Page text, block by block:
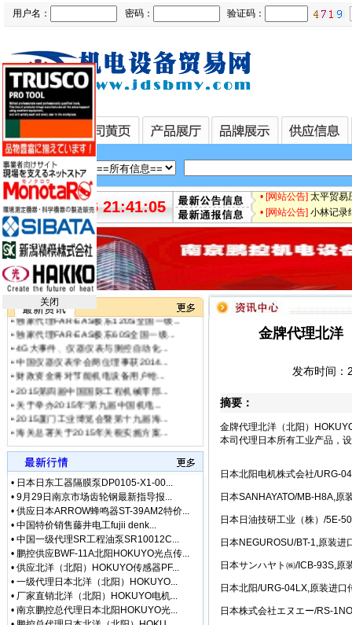
用户名： 密码： 验证码：
2026-08-06 21:41:06
• [网站公告] 专业销售
• [网站公告] 日本日东
• [网站公告] 小林记录
• [网站公告] 小西
• [网站公告] 2019-
• [网站公告] 小金井
• [网站公告]
• [网站公告] 昭和技研
• [网站公告] 昭和测器
• [网站公告] 松下控制
• [网站公告] 松下行程
• [网站公告] 泽藤
• [网站公告] 低价格东
• [最新快讯]
• [网站公告] 一般纳税
• [最新通知] 独家代理
• [最新通知] 独家代理
• [最新快讯] 独家代理
• [最新快讯] 南京鹏控
• [最新快讯] 长期销售
• 原装正品 日本日东工器隔膜泵DP0...
•全国总代理日本北阳HOKUYO光点传...
•特价销售日本北阳HOKUYO光点传感...
•特价代理日本北阳HOKUYO光点传感...
• 南京鹏控总代理日本北阳HOKUYO光...
•特价销售北洋（北阳）HOKUYO光点...
•金牌代理北洋（北阳）HOKUYO电机...
•独家代理FAR-EAS极东120S全国一级...
•
独家代理FAR-EAS极东60S全国一级...
•4G大事件、仪器仪表与测控自动化...
•中国仪器仪表学会两位理事获2014...
•财政资金将对节能机电设备用户给...
•2015第四届中国国际工程机械零部...
•关于举办2015年“第九届中国机电...
•2015厦门工业博览会暨第十九届海...
•海关总署关于2015年关税实施方案...
•日本大阪OJIDEN自动化脚踏开关OF...
•异步电动机的转子转速总是比同步...
•原装正品日本北洋（北阳）HOKUYO...
金牌销售日本理研奈良传感器侧头...
• 日本日东工器隔膜泵DP0105-X1-00...
• 9月29日南京市场齿轮钢最新指导报...
• 供应日本ARROW蜂鸣器ST-39AM2特价...
• 中国特价销售藤井电工fujii denk...
• 中国一级代理SR工程油泵SR10012C...
• 鹏控供应BWF-11A北阳HOKUYO光点传...
• 供应北洋（北阳）HOKUYO传感器PF...
• 一级代理日本北洋（北阳）HOKUYO...
• 厂家直销北洋（北阳）HOKUYO电机...
• 南京鹏控总代理日本北阳HOKUYO光...
金牌代理北洋
发布时间
摘要：
金牌代理北洋（北阳）
本司代理日本所有工业产品，
日本北阳电机株式会社/URG-
日本SANHAYATO/MB-H8A,原
日本日油技研工业（株）/5E-
日本NEGUROSU/BT-1,原装进
日本サンハヤト㈱/ICB-93S,原
日本北阳/URG-04LX,原装进口
日本株式会社エヌエー/RS-
关闭